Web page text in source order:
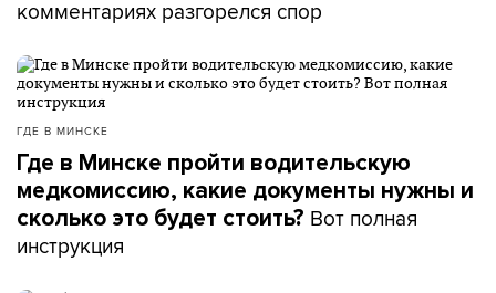
комментариях разгорелся спор
ГДЕ В МИНСКЕ
Где в Минске пройти водительскую
медкомиссию, какие документы нужны и
сколько это будет стоить? Вот полная
инструкция